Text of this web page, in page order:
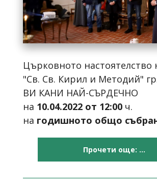
Църковното
"Св. Св. Кирил и Методий"
ВИ КАНИ НАЙ-СЪРДЕЧНО
на 10.04.2022 от 12:00 ч.
на годишното общо
Прочети още: ...